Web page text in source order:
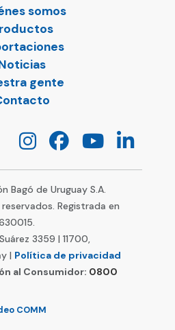
somos
gente
Bagó de Uruguay S.A.
Registrada en
3359 | 11700,
| Política de privacidad
al Consumidor: 0800
COMM